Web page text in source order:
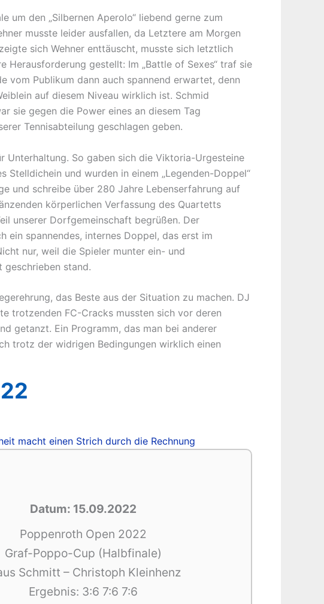
um den „Silbernen Aperolo“ liebend gerne zum
musste leider ausfallen, da Letztere am Morgen
sich Wehner enttäuscht, musste sich letztlich
Herausforderung gestellt: Im „Battle of Sexes“ traf sie
vom Publikum dann auch spannend erwartet, denn
auf diesem Niveau wirklich ist. Schmid
sie gegen die Power eines an diesem Tag
Tennisabteilung geschlagen geben.
Unterhaltung. So gaben sich die Viktoria-Urgesteine
Stelldichein und wurden in einem „Legenden-Doppel“
und schreibe über 280 Jahre Lebenserfahrung auf
körperlichen Verfassung des Quartetts
unserer Dorfgemeinschaft begrüßen. Der
ein spannendes, internes Doppel, das erst im
nur, weil die Spieler munter ein- und
geschrieben stand.
das Beste aus der Situation zu machen. DJ
trotzenden FC-Cracks mussten sich vor deren
getanzt. Ein Programm, das man bei anderer
trotz der widrigen Bedingungen wirklich einen
macht einen Strich durch die Rechnung
Datum: 15.09.2022
Poppenroth Open 2022
Graf-Poppo-Cup (Halbfinale)
Schmitt – Christoph Kleinhenz
Ergebnis: 3:6 7:6 7:6